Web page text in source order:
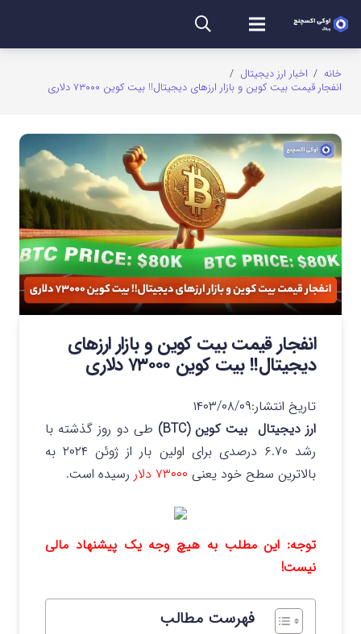
خانه / اخبار ارز دیجیتال /
انفجار قیمت بیت کوین و بازار ارزهای دیجیتال!! بیت کوین ۷۳۰۰۰ دلاری
انفجار قیمت بیت کوین و بازار ارزهای
دیجیتال!! بیت کوین ۷۳۰۰۰ دلاری
تاریخ انتشار:۱۴۰۳/۰۸/۰۹
ارز دیجیتال بیت کوین (BTC)
طی دو روز گذشته با
رشد ۶.۷۰ درصدی برای اولین بار از ژوئن ۲۰۲۴ به
بالاترین سطح خود یعنی ۷۳۰۰۰ دلار رسیده است.
توجه: این مطلب به هیچ وجه یک پیشنهاد مالی
نیست!
فهرست مطالب